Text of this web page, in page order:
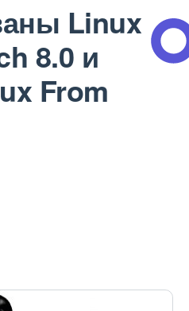
Linux
8.0 и
From